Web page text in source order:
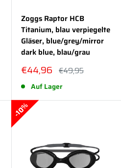
Zoggs Raptor HCB
Titanium, blau verpiegelte
Gläser, blue/grey/mirror
dark blue, blau/grau
Sonderpreis
€44,96 Normalpreis
€49,95
Auf Lager
10%